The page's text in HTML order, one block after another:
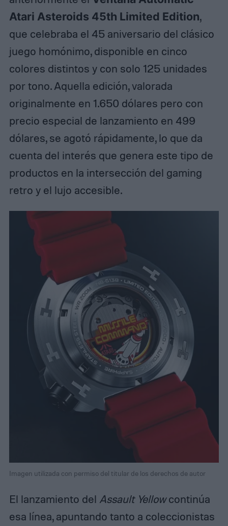
Atari Asteroids 45th Limited Edition,
que celebraba el 45 aniversario del clásico
juego homónimo, disponible en cinco
colores distintos y con solo 125 unidades
por tono. Aquella edición, valorada
originalmente en 1.650 dólares pero con
precio especial de lanzamiento en 499
dólares, se agotó rápidamente, lo que da
cuenta del interés que genera este tipo de
productos en la intersección del gaming
retro y el lujo accesible.
Imagen utilizada con permiso del titular de los derechos de autor
El lanzamiento del Assault Yellowcontinúa
esa línea, apuntando tanto a coleccionistas